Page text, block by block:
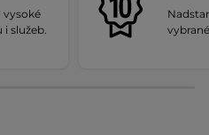
vysoké
služeb.